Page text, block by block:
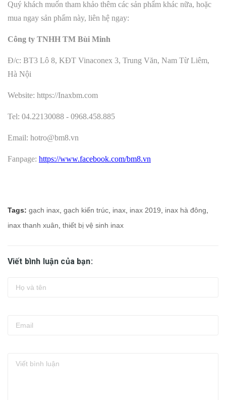
Quý khách muốn tham khảo thêm các sản phẩm khác nữa, hoặc
mua ngay sản phẩm này, liên hệ ngay:
Công ty TNHH TM Bùi Minh
Đ/c: BT3 Lô 8, KĐT Vinaconex 3, Trung Văn, Nam Từ Liêm,
Hà Nội
Website: https://Inaxbm.com
Tel: 04.22130088 - 0968.458.885
Email: hotro@bm8.vn
Fanpage: https://www.facebook.com/bm8.vn
Tags: gạch inax gạch kiến trúc inax inax 2019 inax hà đông
inax thanh xuân thiết bị vệ sinh inax
Viết bình luận của bạn: